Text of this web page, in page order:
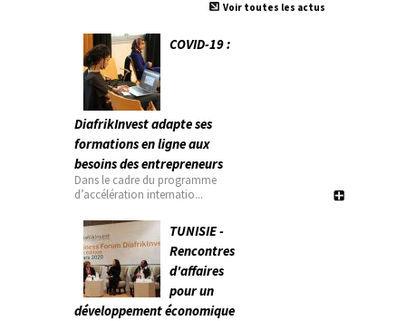
Voir toutes les actus
COVID-19 :
DiafrikInvest adapte ses
formations en ligne aux
besoins des entrepreneurs
Dans le cadre du programme
d’accélération internatio...
TUNISIE -
Rencontres
d'affaires
pour un
développement économique